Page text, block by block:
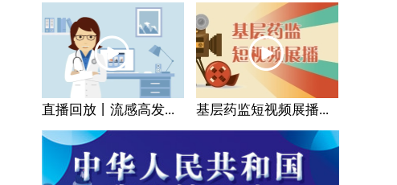
直播回放丨流感高发... 基层药监短视频展播...